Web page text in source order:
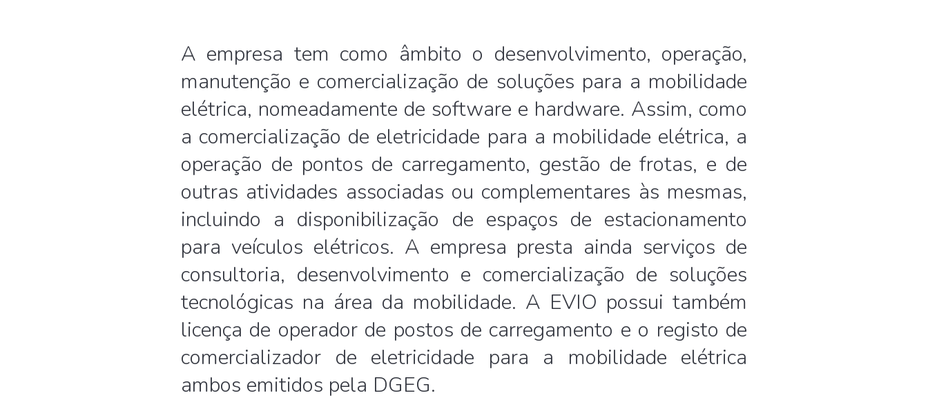
A empresa tem como âmbito o desenvolvimento, operação,
manutenção e comercialização de soluções para a mobilidade
elétrica, nomeadamente de software e hardware. Assim, como
a comercialização de eletricidade para a mobilidade elétrica, a
operação de pontos de carregamento, gestão de frotas, e de
outras atividades associadas ou complementares às mesmas,
incluindo a disponibilização de espaços de estacionamento
para veículos elétricos. A empresa presta ainda serviços de
consultoria, desenvolvimento e comercialização de soluções
tecnológicas na área da mobilidade. A EVIO possui também
licença de operador de postos de carregamento e o registo de
comercializador de eletricidade para a mobilidade elétrica
ambos emitidos pela DGEG.